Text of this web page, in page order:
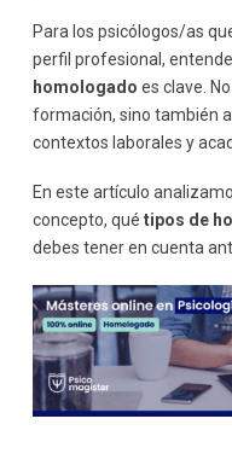
El papel de la
Formación
El papel de
Errores frecuentes al
No analizar el
No considerar
Conclusión: elegir
Para los psicólogos/as
perfil profesional,
homologado es clave.
formación, sino también
contextos laborales y
En este artículo
concepto, qué tipos de
debes tener en cuenta